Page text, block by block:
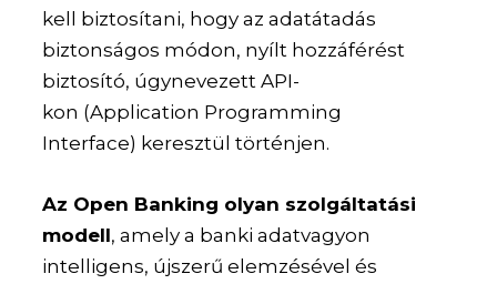
kell biztosítani, hogy az adatátadás
biztonságos módon, nyílt hozzáférést
biztosító, úgynevezett API-
kon (Application Programming
Interface) keresztül történjen.
Az Open Banking olyan szolgáltatási
modell, amely a banki adatvagyon
intelligens, újszerű elemzésével és